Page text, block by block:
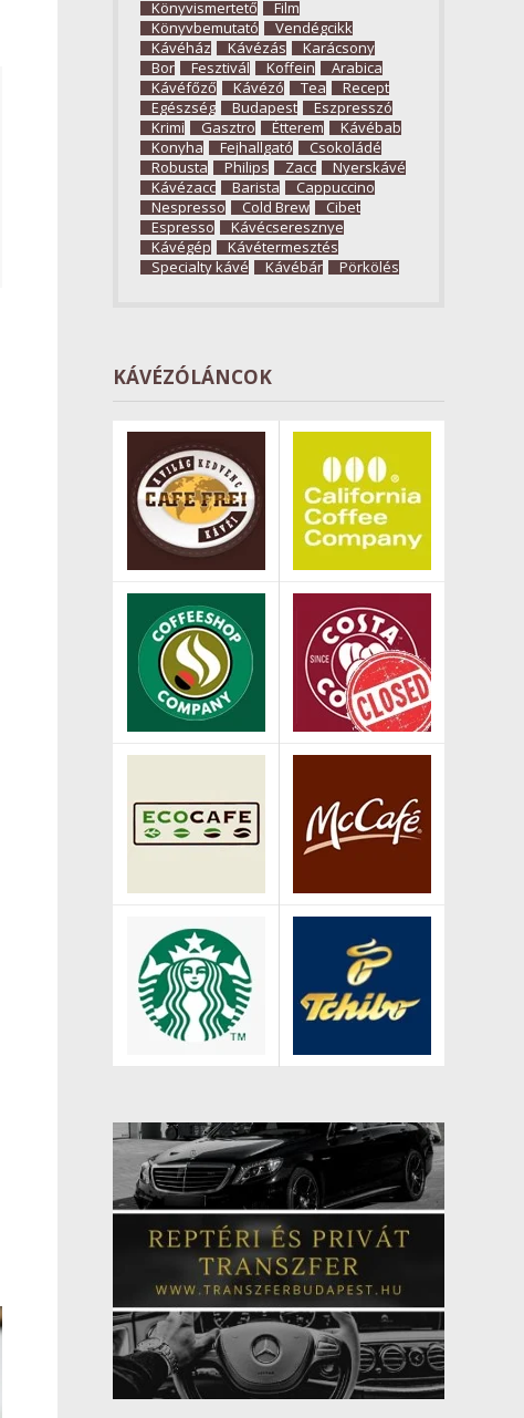
Könyvismertető
Film
Könyvbemutató
Vendégcikk
Kávéház
Kávézás
Karácsony
Bor
Fesztivál Koffein
Arabica
Kávéfőző
Kávézó Tea
Recept
Egészség
Budapest
Eszpresszó
Krimi
Gasztro Étterem
Kávébab
Konyha
Fejhallgató
Csokoládé
Robusta
Philips Zacc
Nyerskávé
Kávézacc
Barista
Cappuccino
Nespresso
Cold Brew
Cibet
Espresso
Kávécseresznye
Kávégép
Kávétermesztés
Specialty kávé
Kávébár Pörkölés
KÁVÉZÓLÁNCOK